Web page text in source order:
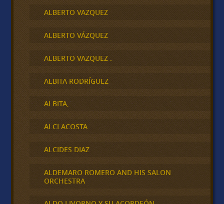
ALBERTO VAZQUEZ
ALBERTO VÁZQUEZ
ALBERTO VAZQUEZ .
ALBITA RODRÍGUEZ
ALBITA,
ALCI ACOSTA
ALCIDES DIAZ
ALDEMARO ROMERO AND HIS SALON
ORCHESTRA